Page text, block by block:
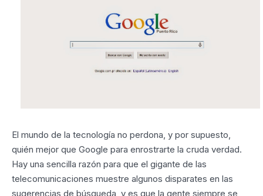
El mundo de la tecnología no perdona, y por supuesto,
quién mejor que Google para enrostrarte la cruda verdad.
Hay una sencilla razón para que el gigante de las
telecomunicaciones muestre algunos disparates en las
sugerencias de búsqueda, y es que la gente siempre se